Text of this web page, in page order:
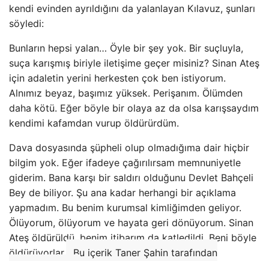
kendi evinden ayrıldığını da yalanlayan Kılavuz, şunları
söyledi:
Bunların hepsi yalan… Öyle bir şey yok. Bir suçluyla,
suça karışmış biriyle iletişime geçer misiniz? Sinan Ateş
için adaletin yerini herkesten çok ben istiyorum.
Alnımız beyaz, başımız yüksek. Perişanım. Ölümden
daha kötü. Eğer böyle bir olaya az da olsa karışsaydım
kendimi kafamdan vurup öldürürdüm.
Dava dosyasında şüpheli olup olmadığıma dair hiçbir
bilgim yok. Eğer ifadeye çağırılırsam memnuniyetle
giderim. Bana karşı bir saldırı olduğunu Devlet Bahçeli
Bey de biliyor. Şu ana kadar herhangi bir açıklama
yapmadım. Bu benim kurumsal kimliğimden geliyor.
Ölüyorum, ölüyorum ve hayata geri dönüyorum. Sinan
Ateş öldürüldü, benim itibarım da katledildi. Beni böyle
öldürüyorlar.
Bu içerik Taner Şahin tarafından